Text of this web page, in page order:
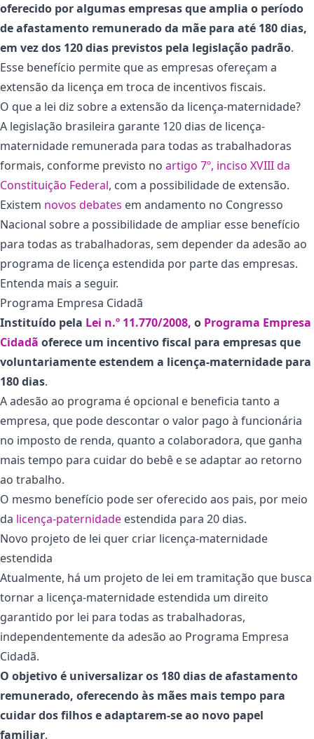
oferecido por algumas empresas que amplia o período
de afastamento remunerado da mãe para até 180 dias,
em vez dos 120 dias previstos pela legislação padrão.
Esse benefício permite que as empresas ofereçam a
extensão da licença em troca de incentivos fiscais.
O que a lei diz sobre a extensão da licença-maternidade?
A legislação brasileira garante 120 dias de licença-
maternidade remunerada para todas as trabalhadoras
formais, conforme previsto no artigo 7º, inciso XVIII da
Constituição Federal, com a possibilidade de extensão.
Existem novos debates em andamento no Congresso
Nacional sobre a possibilidade de ampliar esse benefício
para todas as trabalhadoras, sem depender da adesão ao
programa de licença estendida por parte das empresas.
Entenda mais a seguir.
Programa Empresa Cidadã
Instituído pela Lei n.º 11.770/2008, o Programa Empresa
Cidadã oferece um incentivo fiscal para empresas que
voluntariamente estendem a licença-maternidade para
180 dias.
A adesão ao programa é opcional e beneficia tanto a
empresa, que pode descontar o valor pago à funcionária
no imposto de renda, quanto a colaboradora, que ganha
mais tempo para cuidar do bebê e se adaptar ao retorno
ao trabalho.
O mesmo benefício pode ser oferecido aos pais, por meio
da licença-paternidade estendida para 20 dias.
Novo projeto de lei quer criar licença-maternidade
estendida
Atualmente, há um projeto de lei em tramitação que busca
tornar a licença-maternidade estendida um direito
garantido por lei para todas as trabalhadoras,
independentemente da adesão ao Programa Empresa
Cidadã.
O objetivo é universalizar os 180 dias de afastamento
remunerado, oferecendo às mães mais tempo para
cuidar dos filhos e adaptarem-se ao novo papel
familiar.